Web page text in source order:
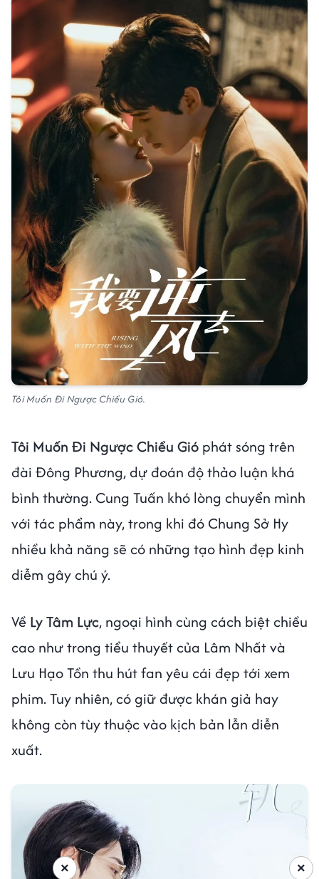
Tôi Muốn Đi Ngược Chiều Gió.
Tôi Muốn Đi Ngược Chiều Gió phát sóng trên
đài Đông Phương, dự đoán độ thảo luận khá
bình thường. Cung Tuấn khó lòng chuyển mình
với tác phẩm này, trong khi đó Chung Sở Hy
nhiều khả năng sẽ có những tạo hình đẹp kinh
diễm gây chú ý.
Về Ly Tâm Lực, ngoại hình cùng cách biệt chiều
cao như trong tiểu thuyết của Lâm Nhất và
Lưu Hạo Tồn thu hút fan yêu cái đẹp tới xem
phim. Tuy nhiên, có giữ được khán giả hay
không còn tùy thuộc vào kịch bản lẫn diễn
xuất.
×
×